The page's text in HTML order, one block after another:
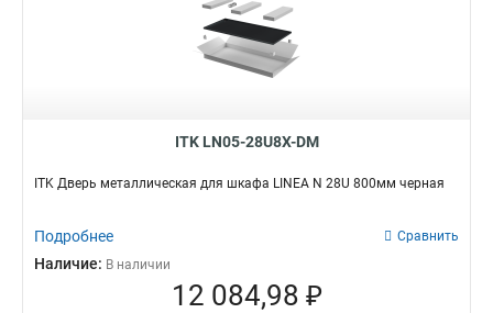
ITK LN05-28U8X-DM
ITK Дверь металлическая для шкафа LINEA N 28U 800мм черная
Подробнее Сравнить
Наличие: В наличии
12 084,98 ₽